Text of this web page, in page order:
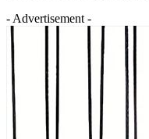
- Advertisement -